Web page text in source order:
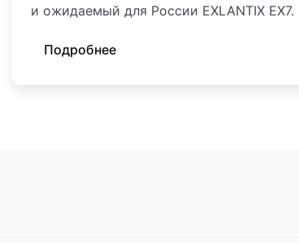
и ожидаемый для России EXLANTIX EX7.
Подробнее